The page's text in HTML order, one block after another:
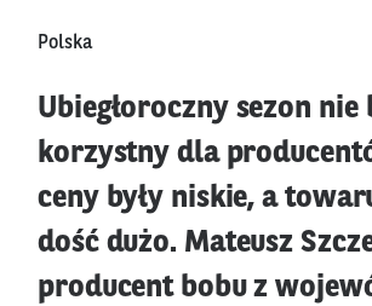
Polska
Ubiegłoroczny sezon nie
korzystny dla
ceny były niskie, a
dość dużo. Mateusz
producent bobu z